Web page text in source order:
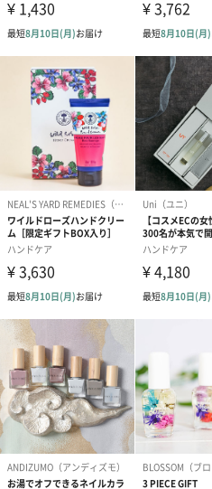
アロエベラエキスはビタミンやミ
ら保護して色素沈着を防ぎ、透明
肌のコンデションケアして爽やか
15ml
スポイトタイプなので、直接皮膚
で衛生的。爪とキューティクル（
ージするようによく塗り込んでく
3.7ml
ハケタイプで使いやすくポーチに
に便利。爪とキューティクル（甘
ジするようによく塗り込んでくだ